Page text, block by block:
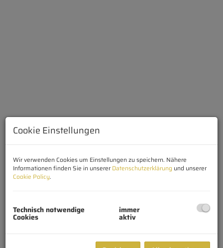
Ein Büro mit Stil und Substanz – perfekt für den
Dieses stilvolle Büro überzeugt durch seine hochwertige
Cookie Einstellungen
Wir verwenden Cookies um Einstellungen zu speichern. Nähere
Informationen finden Sie in unserer Datenschutzerklärung und unserer
Cookie Policy.
Technisch notwendige
Cookies
immer
aktiv